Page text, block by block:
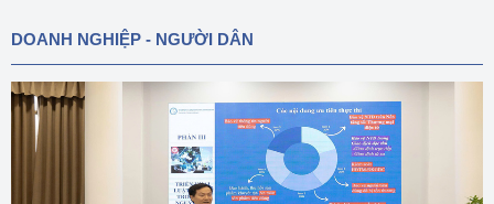
DOANH NGHIỆP - NGƯỜI DÂN